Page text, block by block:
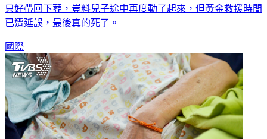
只好帶回下葬，豈料兒子途中再度動了起來，但黃金救援時間
已遭延誤，最後真的死了。
國際